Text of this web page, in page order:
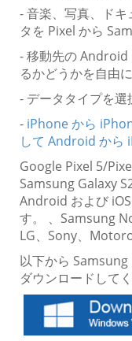
- 音楽、写真、ド
タを Pixel から
- 移動先の Android
るかどうかを自由
- データタイプを選
- iPhone から
して Android から
Google Pixel 5/
Samsung Galaxy
Android および
す。 、Samsung
LG、Sony、
以下から
ダウンロードしてく